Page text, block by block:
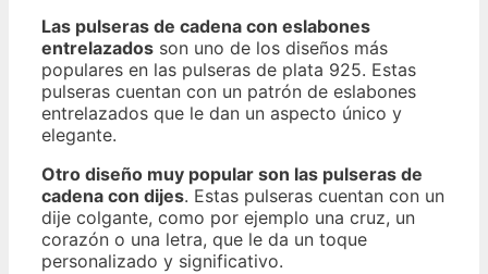
Las pulseras de cadena con eslabones
entrelazados son uno de los diseños más
populares en las pulseras de plata 925. Estas
pulseras cuentan con un patrón de eslabones
entrelazados que le dan un aspecto único y
elegante.
Otro diseño muy popular son las pulseras de
cadena con dijes. Estas pulseras cuentan con un
dije colgante, como por ejemplo una cruz, un
corazón o una letra, que le da un toque
personalizado y significativo.